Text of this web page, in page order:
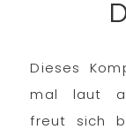
Dieses
mal laut
freut sich